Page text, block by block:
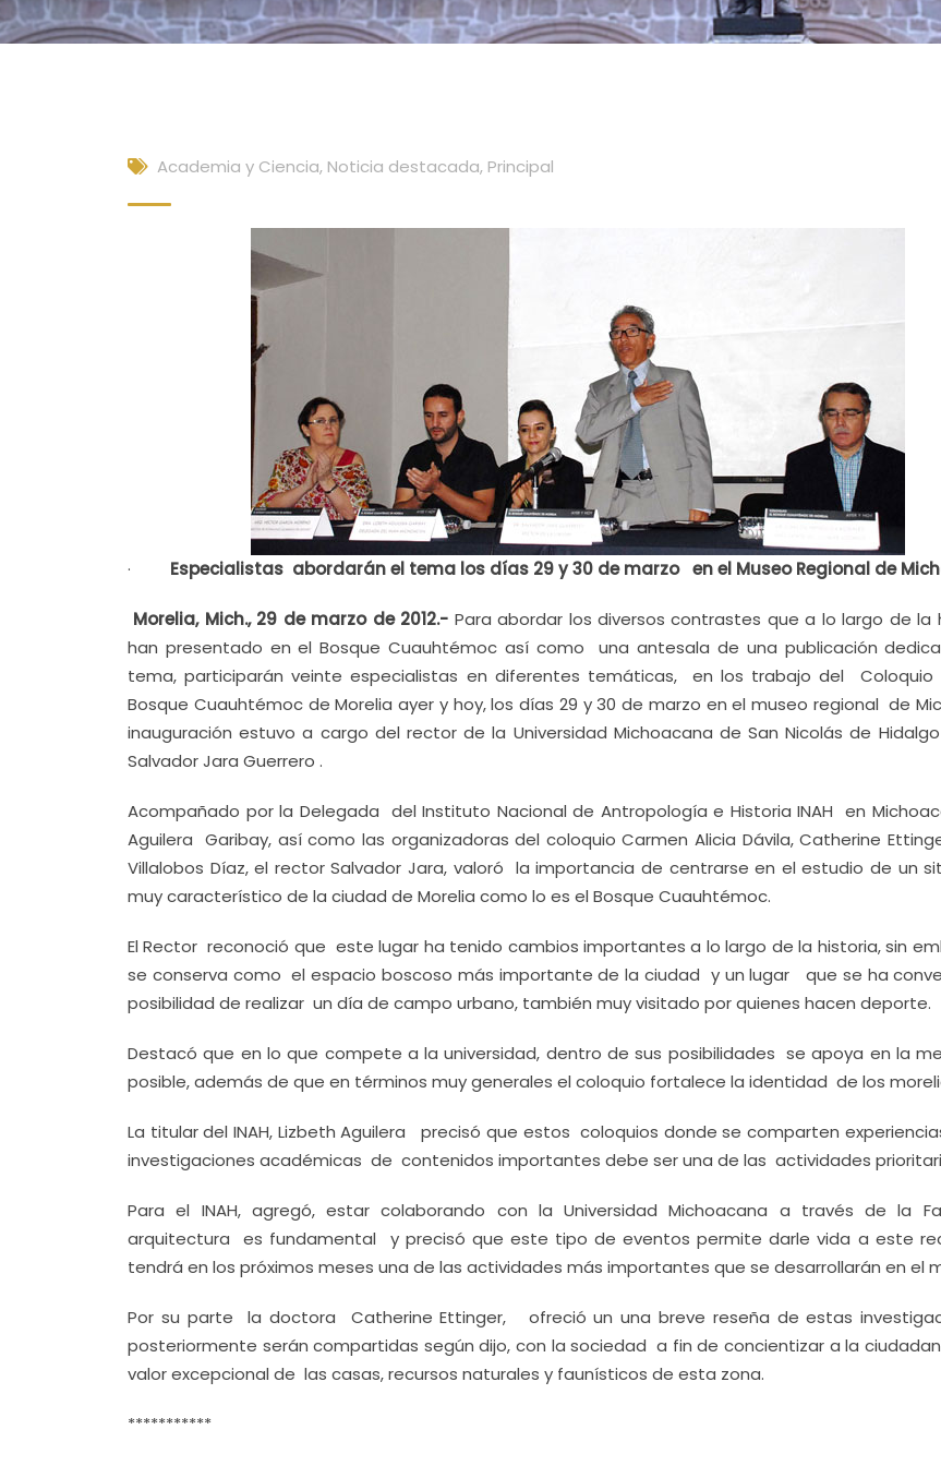
Academia y Ciencia, Noticia destacada, Principal
· Especialistas abordarán el tema los días 29 y 30 de marzo en el Museo Regional de
Morelia, Mich., 29 de marzo de 2012.- Para abordar los diversos contrastes que a lo largo de la
han presentado en el Bosque Cuauhtémoc así como una antesala de una publicación
tema, participarán veinte especialistas en diferentes temáticas, en los trabajo del Coloquio
Bosque Cuauhtémoc de Morelia ayer y hoy, los días 29 y 30 de marzo en el museo regional de
inauguración estuvo a cargo del rector de la Universidad Michoacana de San Nicolás de Hidalgo
Salvador Jara Guerrero .
Acompañado por la Delegada del Instituto Nacional de Antropología e Historia INAH en
Aguilera Garibay, así como las organizadoras del coloquio Carmen Alicia Dávila, Catherine
Villalobos Díaz, el rector Salvador Jara, valoró la importancia de centrarse en el estudio de un
muy característico de la ciudad de Morelia como lo es el Bosque Cuauhtémoc.
El Rector reconoció que este lugar ha tenido cambios importantes a lo largo de la historia, sin
se conserva como el espacio boscoso más importante de la ciudad y un lugar que se ha
posibilidad de realizar un día de campo urbano, también muy visitado por quienes hacen deporte.
Destacó que en lo que compete a la universidad, dentro de sus posibilidades se apoya en la
posible, además de que en términos muy generales el coloquio fortalece la identidad de los
La titular del INAH, Lizbeth Aguilera precisó que estos coloquios donde se comparten
investigaciones académicas de contenidos importantes debe ser una de las actividades
Para el INAH, agregó, estar colaborando con la Universidad Michoacana a través de la
arquitectura es fundamental y precisó que este tipo de eventos permite darle vida a este
tendrá en los próximos meses una de las actividades más importantes que se desarrollarán en el
Por su parte la doctora Catherine Ettinger, ofreció un una breve reseña de estas
posteriormente serán compartidas según dijo, con la sociedad a fin de concientizar a la
valor excepcional de las casas, recursos naturales y faunísticos de esta zona.
***********